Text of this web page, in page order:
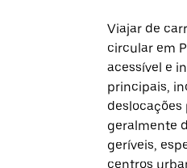
Viajar de
circular em
acessível e
principais,
deslocações
geralmente
geríveis,
centros